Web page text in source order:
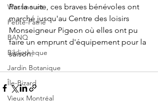
Westmount
Petite-Patrie
BANQ
Bibliothèque
Jardin Botanique
Île-Bizard
Vieux Montréal
Par la suite, ces braves bénévoles ont
marché jusqu'au Centre des loisirs
Monseigneur Pigeon où elles ont pu
faire un emprunt d'équipement pour la
saison.